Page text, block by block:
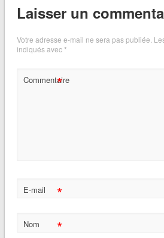
Laisser un
Votre adresse e-mail ne sera pas publiée.
indiqués avec*
Commentaire
*
E-mail *
Nom *